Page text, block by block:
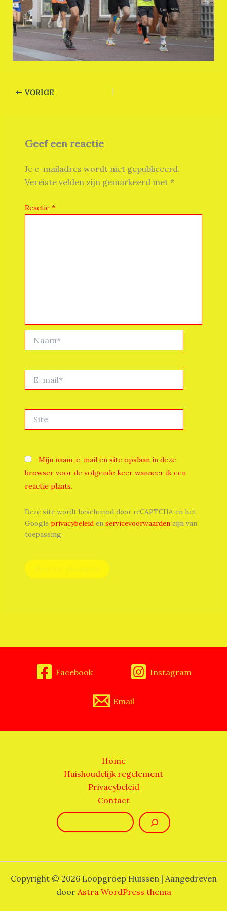
VORIGE
Geef een reactie
Je e-mailadres wordt niet gepubliceerd.
Vereiste velden zijn gemarkeerd met *
Reactie *
mail*
Mijn naam, e-mail en site opslaan in deze
browser voor de volgende keer wanneer ik een
reactie plaats.
Deze site wordt beschermd door reCAPTCHA en het
Google privacybeleiden servicevoorwaardenzijn van
toepassing.
Facebook Instagram
Email
Home
Huishoudelijk regelement
Privacybeleid
Contact
Zoeken
Copyright © 2026 Loopgroep Huissen | Aangedreven
door Astra WordPress thema